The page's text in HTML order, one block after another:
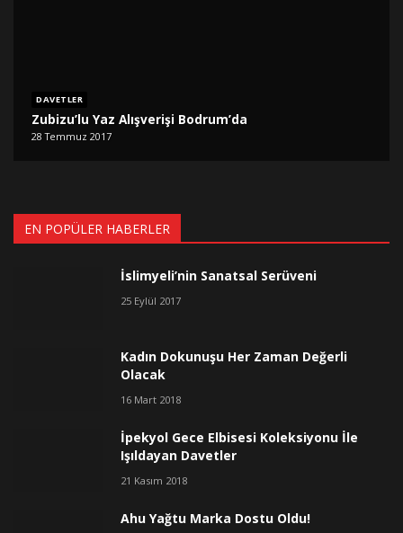
DAVETLER
Zubizu’lu Yaz Alışverişi Bodrum’da
28 Temmuz 2017
EN POPÜLER HABERLER
İslimyeli’nin Sanatsal Serüveni
25 Eylül 2017
Kadın Dokunuşu Her Zaman Değerli
Olacak
16 Mart 2018
İpekyol Gece Elbisesi Koleksiyonu İle
Işıldayan Davetler
21 Kasım 2018
Ahu Yağtu Marka Dostu Oldu!